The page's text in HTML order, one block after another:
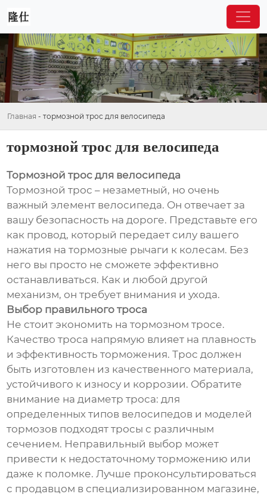
Главная - тормозной трос для велосипеда
тормозной трос для велосипеда
Тормозной трос для велосипеда
Тормозной трос – незаметный, но очень
важный элемент велосипеда. Он отвечает за
вашу безопасность на дороге. Представьте его
как провод, который передает силу вашего
нажатия на тормозные рычаги к колесам. Без
него вы просто не сможете эффективно
останавливаться. Как и любой другой
механизм, он требует внимания и ухода.
Выбор правильного троса
Не стоит экономить на тормозном тросе.
Качество троса напрямую влияет на плавность
и эффективность торможения. Трос должен
быть изготовлен из качественного материала,
устойчивого к износу и коррозии. Обратите
внимание на диаметр троса: для
определенных типов велосипедов и моделей
тормозов подходят тросы с различным
сечением. Неправильный выбор может
привести к недостаточному торможению или
даже к поломке. Лучше проконсультироваться
с продавцом в специализированном магазине,